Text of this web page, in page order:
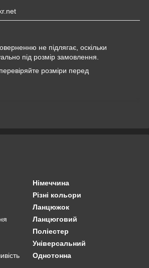
не підлягає, оскільки
під розмір замовлення.
розміри перед
Німеччина
Різні кольори
Ланцюжок
Ланцюговий
Поліестер
Універсальний
Однотонна